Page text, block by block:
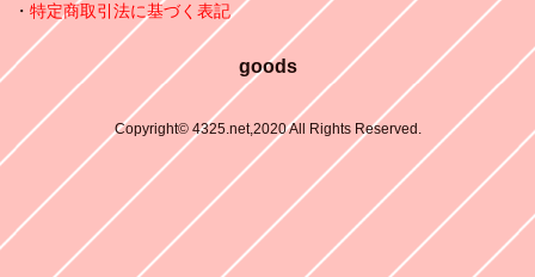
特定商取引法に基づく表記
goods
Copyright© 4325.net,2020 All Rights Reserved.